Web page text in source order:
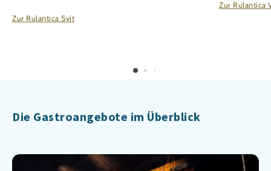
Zur Rulantica Svit
Zur Rulantica
Die Gastroangebote im Überblick